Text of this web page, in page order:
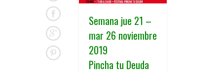
Semana jue 21 –
mar 26 noviembre
2019
Pincha tu Deuda